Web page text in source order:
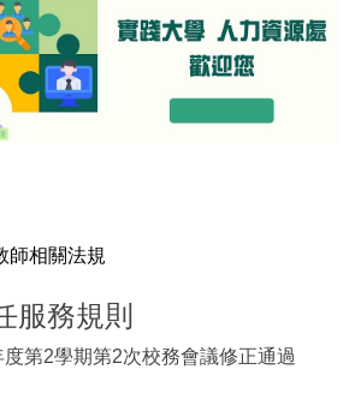
師相關法規
服務規則
第2學期第2次校務會議修正通過